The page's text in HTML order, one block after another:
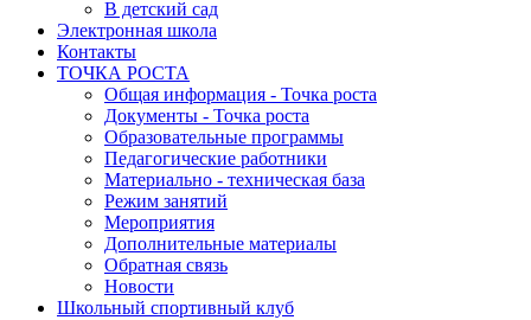
В детский сад
Электронная школа
Контакты
ТОЧКА РОСТА
Общая информация - Точка роста
Документы - Точка роста
Образовательные программы
Педагогические работники
Материально - техническая база
Режим занятий
Мероприятия
Дополнительные материалы
Обратная связь
Новости
Школьный спортивный клуб